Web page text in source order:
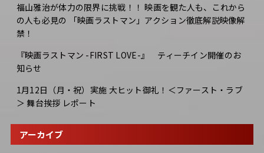
福山雅治が体力の限界に挑戦！！ 映画を観た人も、これから
の人も必見の 「映画ラストマン」アクション徹底解説映像解
禁！
『映画ラストマン -FIRST LOVE-』 ティーチイン開催のお
知らせ
1月12日（月・祝）実施 大ヒット御礼！＜ファースト・ラブ
＞ 舞台挨拶 レポート
アーカイブ